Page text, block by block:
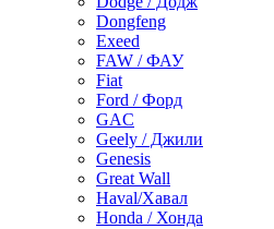
Dongfeng
Exeed
FAW / ФАУ
Fiat
Ford / Форд
GAC
Geely / Джили
Genesis
Great Wall
Haval/Хавал
Honda / Хонда